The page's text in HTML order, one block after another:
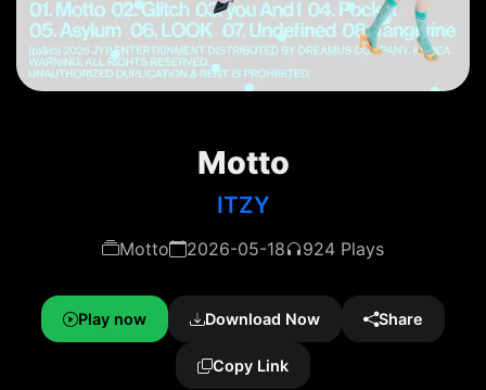
Motto
ITZY
Motto 2026-05-18 924 Plays
Play now Download Now Share
Copy Link